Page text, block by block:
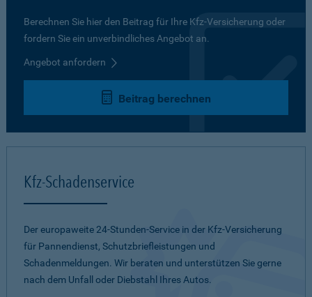
Berechnen Sie hier den Beitrag für Ihre Kfz-Versicherung oder
fordern Sie ein unverbindliches Angebot an.
Angebot anfordern
Beitrag berechnen
Kfz-Schadenservice
Der europaweite 24-Stunden-Service in der Kfz-Versicherung
für Pannendienst, Schutzbriefleistungen und
Schadenmeldungen. Wir beraten und unterstützen Sie gerne
nach dem Unfall oder Diebstahl Ihres Autos.